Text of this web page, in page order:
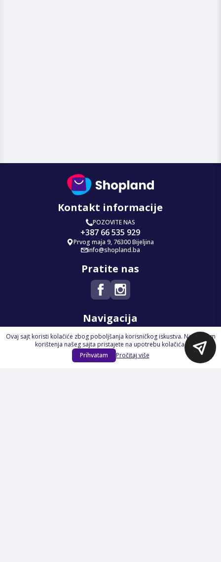
Kontakt informacije
POZOVITE NAS
+387 66 535 929
Prvog maja 9, 76300 Bijeljina
info@shopland.ba
Pratite nas
Navigacija
Početna
Na Akciji
Izdvajamo
Ovaj sajt koristi kolačiće zbog poboljšanja korisničkog iskustva. Nastavkom
korištenja našeg sajta pristajete na upotrebu kolačića.
Prihvatam
Pročitaj više